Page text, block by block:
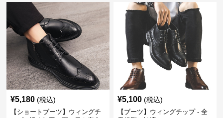
¥5,180 (税込)
【ショートブーツ】ウィングチ
¥5,100 (税込)
【ブーツ】ウィングチップ - 全